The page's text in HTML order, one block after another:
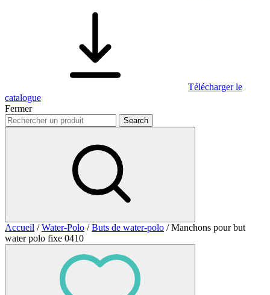
Télécharger le
catalogue
Fermer
Accueil /Water-Polo /Buts de water-polo / Manchons pour but
water polo fixe 0410